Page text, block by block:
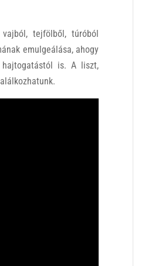
tejfölből, túróból
emulgeálása, ahogy
is. A liszt,